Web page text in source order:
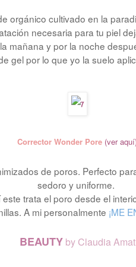
orgánico cultivado en la
necesaria para tu piel
mañana y por la noche
gel por lo que yo la suelo
Corrector Wonder Pore (ver
de poros. Perfecto
sedoro y uniforme.
trata el poro desde el
A mi personalmente ¡ME
BEAUTY by Claudia Amat